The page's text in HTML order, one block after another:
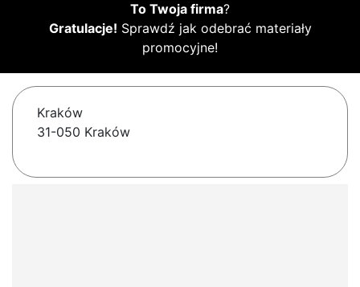
To Twoja firma?
Gratulacje! Sprawdź jak odebrać materiały
promocyjne!
Kraków
31-050 Kraków